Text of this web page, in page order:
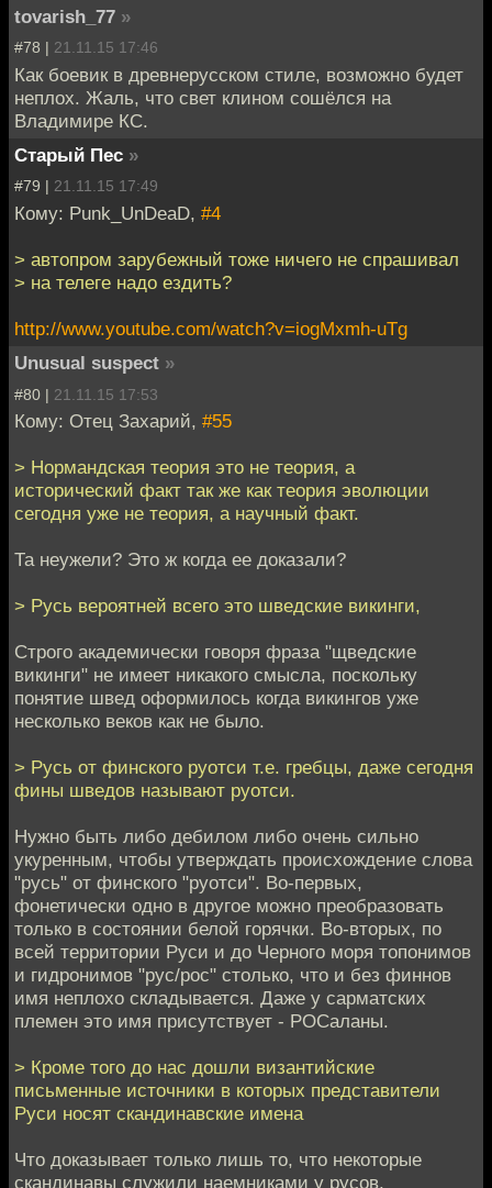
tovarish_77 »
#78 | 21.11.15 17:46
Как боевик в древнерусском стиле, возможно будет
неплох. Жаль, что свет клином сошёлся на
Владимире КС.
Старый Пес »
#79 | 21.11.15 17:49
Кому: Punk_UnDeaD, #4
> автопром зарубежный тоже ничего не спрашивал
> на телеге надо ездить?
http://www.youtube.com/watch?v=iogMxmh-uTg
Unusual suspect »
#80 | 21.11.15 17:53
Кому: Отец Захарий, #55
> Нормандская теория это не теория, а
исторический факт так же как теория эволюции
сегодня уже не теория, а научный факт.
Та неужели? Это ж когда ее доказали?
> Русь вероятней всего это шведские викинги,
Строго академически говоря фраза "щведские
викинги" не имеет никакого смысла, поскольку
понятие швед оформилось когда викингов уже
несколько веков как не было.
> Русь от финского руотси т.е. гребцы, даже сегодня
фины шведов называют руотси.
Нужно быть либо дебилом либо очень сильно
укуренным, чтобы утверждать происхождение слова
"русь" от финского "руотси". Во-первых,
фонетически одно в другое можно преобразовать
только в состоянии белой горячки. Во-вторых, по
всей территории Руси и до Черного моря топонимов
и гидронимов "рус/рос" столько, что и без финнов
имя неплохо складывается. Даже у сарматских
племен это имя присутствует - РОСаланы.
> Кроме того до нас дошли византийские
письменные источники в которых представители
Руси носят скандинавские имена
Что доказывает только лишь то, что некоторые
скандинавы служили наемниками у русов.